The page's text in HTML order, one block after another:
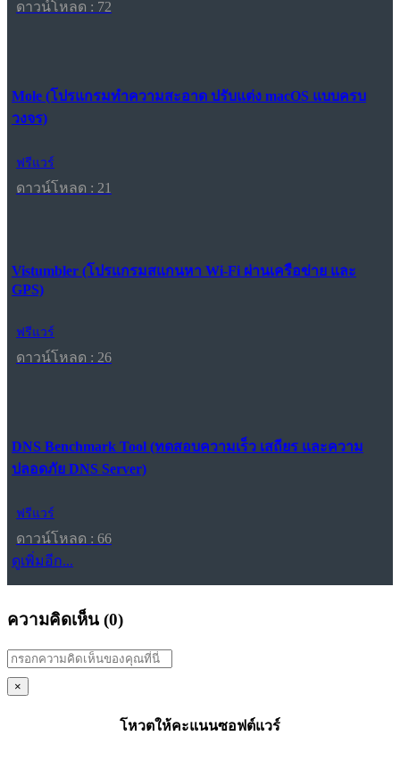
ดาวน์โหลด : 72
Mole (โปรแกรมทำความสะอาด ปรับแต่ง macOS แบบครบ
วงจร)
ฟรีแวร์
ดาวน์โหลด : 21
Vistumbler (โปรแกรมสแกนหา Wi-Fi ผ่านเครือข่าย และ
GPS)
ฟรีแวร์
ดาวน์โหลด : 26
DNS Benchmark Tool (ทดสอบความเร็ว เสถียร และความ
ปลอดภัย DNS Server)
ฟรีแวร์
ดาวน์โหลด : 66
ดูเพิ่มอีก...
ความคิดเห็น (0)
×
โหวตให้คะแนนซอฟต์แวร์